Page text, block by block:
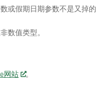
或假期日期参数不是又掉的
数值类型。
网站 。